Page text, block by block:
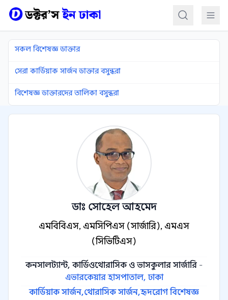
সকল বিশেষজ্ঞ ডাক্তার
সেরা কার্ডিয়াক সার্জন ডাক্তার বসুন্ধরা
বিশেষজ্ঞ ডাক্তারদের তালিকা বসুন্ধরা
ডাঃ সোহেল আহমেদ
এমবিবিএস, এমসিপিএস (সার্জারি), এমএস
(সিভিটিএস)
কনসালট্যান্ট, কার্ডিওথোরাসিক ও ভাসকুলার সার্জারি -
এভারকেয়ার হাসপাতাল, ঢাকা
কার্ডিয়াক সার্জন,থোরাসিক সার্জন,হৃদরোগ বিশেষজ্ঞ